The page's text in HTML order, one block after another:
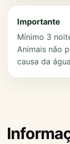
Importante
Mínimo 3
Animais não
causa da